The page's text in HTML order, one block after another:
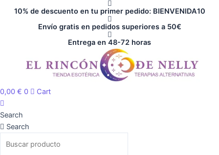
10% de descuento en tu primer pedido: BIENVENIDA10
Envío gratis en pedidos superiores a 50€
Entrega en 48-72 horas
0,00 € 0 Cart
Search
Search
cantidad